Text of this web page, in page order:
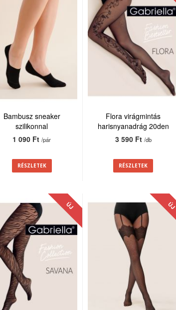
Bambusz sneaker
szilikonnal
1 090 Ft/pár
RÉSZLETEK
Flora virágmintás
harisnyanadrág 20den
3 590 Ft /db
RÉSZLETEK
ÚJ ÚJ